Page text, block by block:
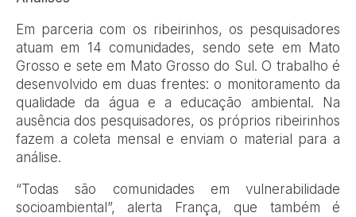
Em parceria com os ribeirinhos, os pesquisadores
atuam em 14 comunidades, sendo sete em Mato
Grosso e sete em Mato Grosso do Sul. O trabalho é
desenvolvido em duas frentes: o monitoramento da
qualidade da água e a educação ambiental. Na
ausência dos pesquisadores, os próprios ribeirinhos
fazem a coleta mensal e enviam o material para a
análise.
“Todas são comunidades em vulnerabilidade
socioambiental”, alerta França, que também é